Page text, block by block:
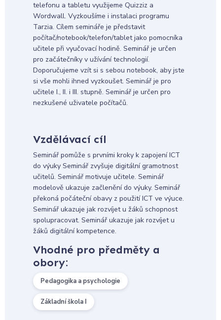
telefonu a tabletu využijeme Quizziz a
Wordwall. Vyzkoušíme i instalaci programu
Tarzia. Cílem semináře je představit
počítač/notebook/telefon/tablet jako pomocníka
učitele při vyučovací hodině. Seminář je určen
pro začátečníky v užívání technologií.
Doporučujeme vzít si s sebou notebook, aby jste
si vše mohli ihned vyzkoušet. Seminář je pro
učitele I., II. i III. stupně. Seminář je určen pro
nezkušené uživatele počítačů.
Vzdělávací cíl
Seminář pomůže s prvními kroky k zapojení ICT
do výuky Seminář zvyšuje digitální gramotnost
učitelů. Seminář motivuje učitele. Seminář
modelově ukazuje začlenění do výuky. Seminář
překoná počáteční obavy z použití ICT ve výuce.
Seminář ukazuje jak rozvíjet u žáků schopnost
spolupracovat. Seminář ukazuje jak rozvíjet u
žáků digitální kompetence.
Vhodné pro předměty a
obory:
Pedagogika a psychologie
Základní škola I